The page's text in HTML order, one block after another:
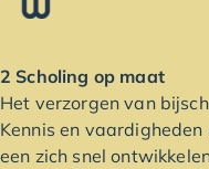
2 Scholing op maat
Het verzorgen van
Kennis en
een zich snel